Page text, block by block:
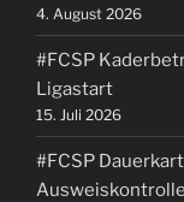
4. August 2026
#FCSP
Ligastart
15. Juli 2026
#FCSP